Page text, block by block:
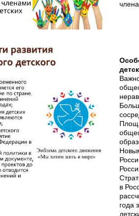
в
года